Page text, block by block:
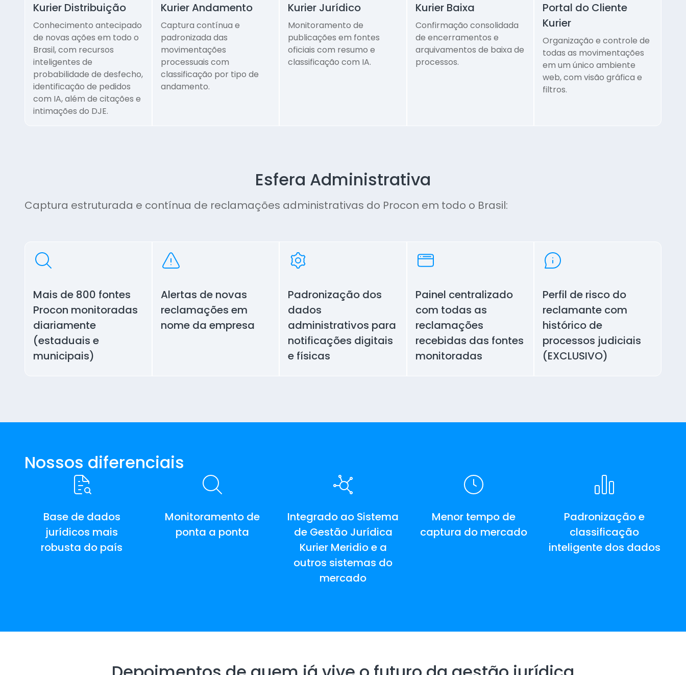
Kurier Distribuição
Conhecimento antecipado
de novas ações em todo o
Brasil, com recursos
inteligentes de
probabilidade de desfecho,
identificação de pedidos
com IA, além de citações e
intimações do DJE.
Kurier Andamento
Captura contínua e
padronizada das
movimentações
processuais com
classificação por tipo de
andamento.
Kurier Jurídico
Monitoramento de
publicações em fontes
oficiais com resumo e
classificação com IA.
Kurier Baixa
Confirmação consolidada
de encerramentos e
arquivamentos de baixa de
processos.
Portal do Cliente
Kurier
Organização e controle de
todas as movimentações
em um único ambiente
web, com visão gráfica e
filtros.
Esfera Administrativa
Captura estruturada e contínua de reclamações administrativas do Procon em todo o Brasil:
Mais de 800 fontes
Procon monitoradas
diariamente
(estaduais e
municipais)
Alertas de novas
reclamações em
nome da empresa
Padronização dos
dados
administrativos para
notificações digitais
e físicas
Painel centralizado
com todas as
reclamações
recebidas das fontes
monitoradas
Perfil de risco do
reclamante com
histórico de
processos judiciais
(EXCLUSIVO)
Nossos diferenciais
Base de dados
jurídicos mais
robusta do país
Monitoramento de
ponta a ponta
Integrado ao Sistema
de Gestão Jurídica
Kurier Meridio e a
outros sistemas do
mercado
Menor tempo de
captura do mercado
Padronização e
classificação
inteligente dos dados